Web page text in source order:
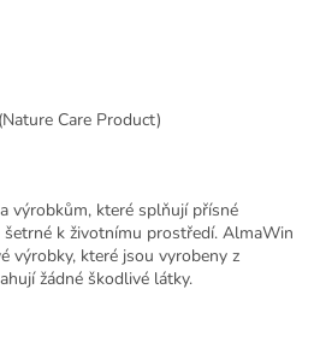
(Nature Care Product)
výrobkům, které splňují přísné
k životnímu prostředí. AlmaWin
výrobky, které jsou vyrobeny z
žádné škodlivé látky.